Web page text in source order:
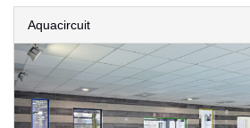
Aquacircuit